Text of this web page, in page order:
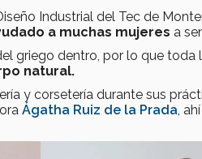
Industrial del Tec de
a muchas mujeres a
griego dentro, por lo que toda
natural.
y corsetería durante sus
Ágatha Ruiz de la Prada ,